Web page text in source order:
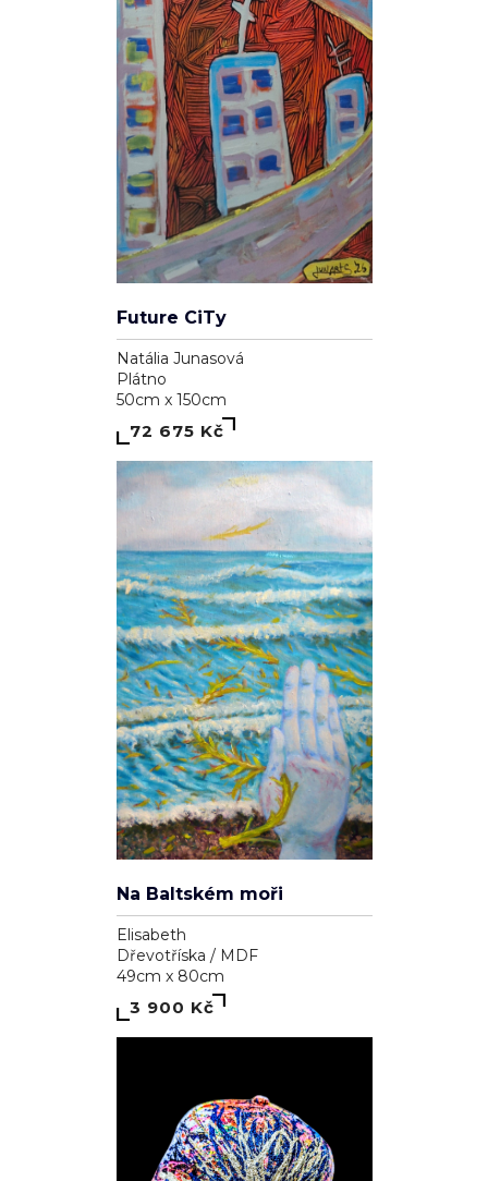
Future CiTy
Natália Junasová
Plátno
50cm x 150cm
72 675 Kč
Na Baltském moři
Elisabeth
Dřevotříska / MDF
49cm x 80cm
3 900 Kč